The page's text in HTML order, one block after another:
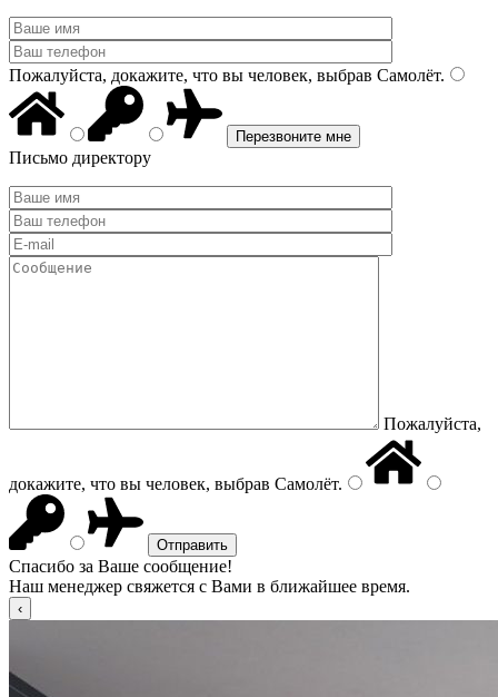
Пожалуйста, докажите, что вы человек, выбрав Самолёт.
Письмо директору
Пожалуйста,
докажите, что вы человек, выбрав Самолёт.
Спасибо за Ваше сообщение!
Наш менеджер свяжется с Вами в ближайшее время.